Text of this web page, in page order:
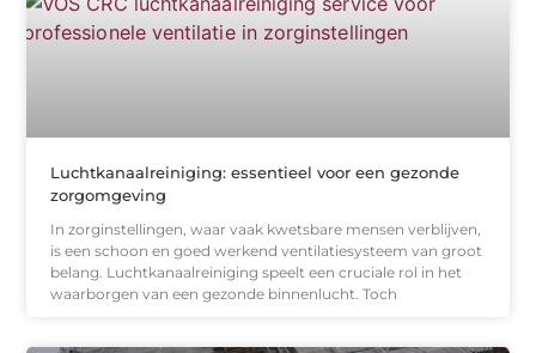
Luchtkanaalreiniging: essentieel voor een gezonde
zorgomgeving
In zorginstellingen, waar vaak kwetsbare mensen verblijven,
is een schoon en goed werkend ventilatiesysteem van groot
belang. Luchtkanaalreiniging speelt een cruciale rol in het
waarborgen van een gezonde binnenlucht. Toch